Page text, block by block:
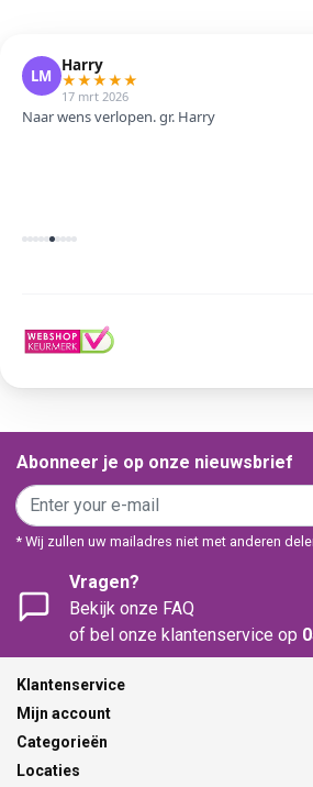
LM
Harry
★★★★★
17 mrt 2026
Naar wens verlopen. gr. Harry
Abonneer je op onze nieuwsbrief
* Wij zullen uw mailadres niet met anderen
Vragen?
Bekijk onze FAQ
of bel onze klantenservice op
Klantenservice
Mijn account
Categorieën
Locaties